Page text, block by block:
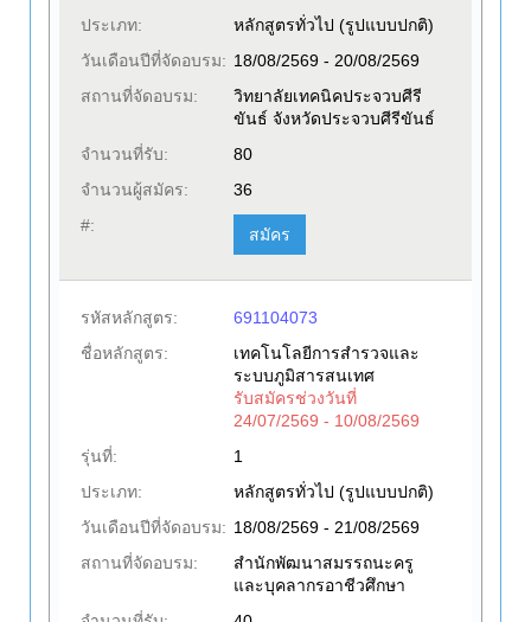
ประเภท:
หลักสูตรทั่วไป (รูปแบบปกติ)
วันเดือนปีที่จัดอบรม: 18/08/2569 - 20/08/2569
สถานที่จัดอบรม:
วิทยาลัยเทคนิคประจวบศีรี
ขันธ์ จังหวัดประจวบศีรีขันธ์
จำนวนที่รับ:
80
จำนวนผู้สมัคร:
36
#:
สมัคร
รหัสหลักสูตร:
691104073
ชื่อหลักสูตร:
เทคโนโลยีการสำรวจและ
ระบบภูมิสารสนเทศ
รับสมัครช่วงวันที่
24/07/2569 - 10/08/2569
รุ่นที่:
1
ประเภท:
หลักสูตรทั่วไป (รูปแบบปกติ)
วันเดือนปีที่จัดอบรม: 18/08/2569 - 21/08/2569
สถานที่จัดอบรม:
สำนักพัฒนาสมรรถนะครู
และบุคลากรอาชีวศึกษา